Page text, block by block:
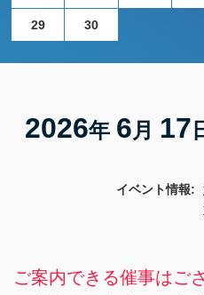
29 30
2026年 6月 17
イベント情報:
ご案内できる催事はご